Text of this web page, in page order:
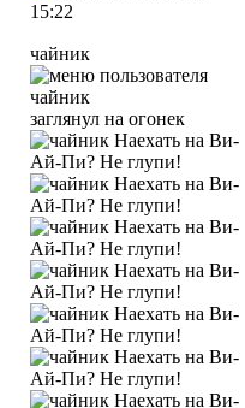
15:22
чайник
заглянул на огонек